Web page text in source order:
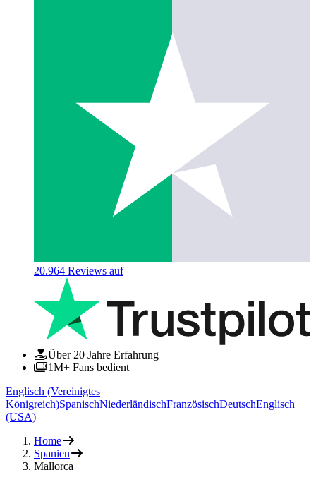
20.964 Reviews auf
Über 20 Jahre Erfahrung
1M+ Fans bedient
Englisch (Vereinigtes
Königreich)SpanischNiederländischFranzösischDeutschEnglisch
(USA)
Home
Spanien
Mallorca